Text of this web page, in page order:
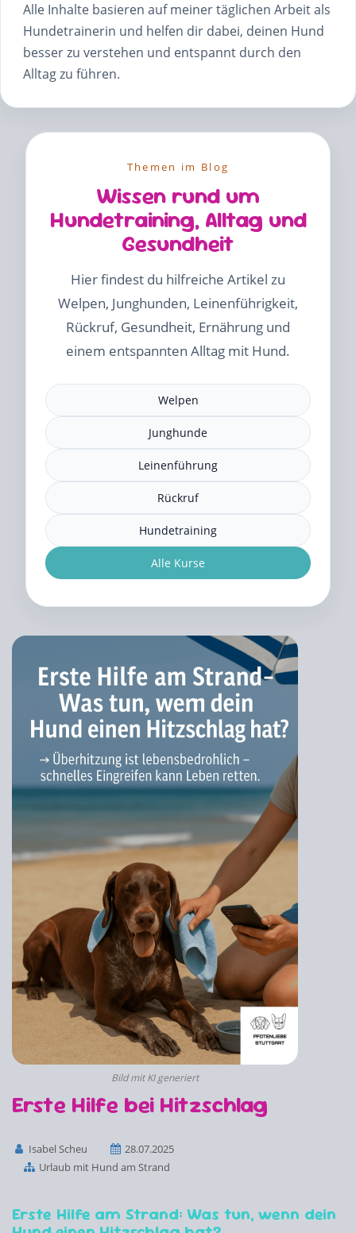
Alle Inhalte basieren auf meiner täglichen Arbeit als
Hundetrainerin und helfen dir dabei, deinen Hund
besser zu verstehen und entspannt durch den
Alltag zu führen.
Themen im Blog
Wissen rund um
Hundetraining, Alltag und
Gesundheit
Hier findest du hilfreiche Artikel zu
Welpen, Junghunden, Leinenführigkeit,
Rückruf, Gesundheit, Ernährung und
einem entspannten Alltag mit Hund.
Welpen
Junghunde
Leinenführung
Rückruf
Hundetraining
Alle Kurse
Bild mit KI generiert
Erste Hilfe bei Hitzschlag
Isabel Scheu
28.07.2025
Urlaub mit Hund am Strand
Erste Hilfe am Strand: Was tun, wenn dein